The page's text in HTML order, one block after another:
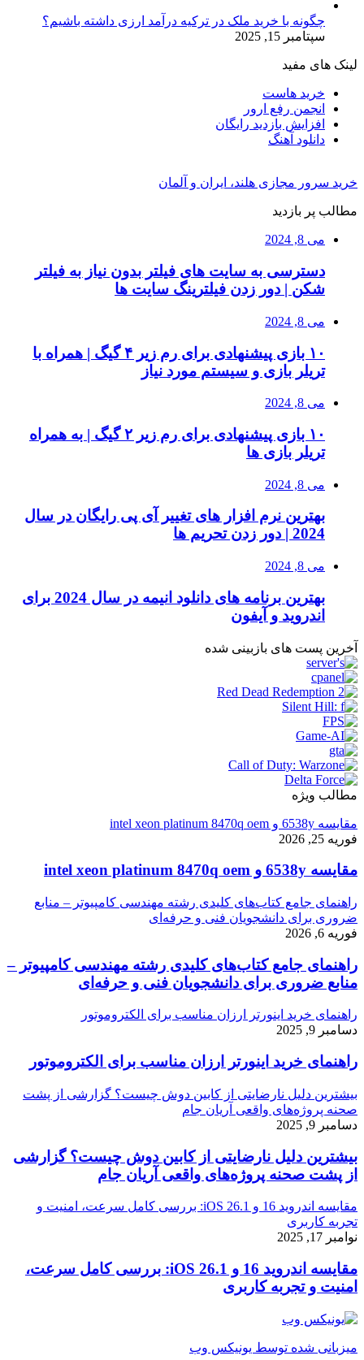
چگونه با خرید ملک در ترکیه درآمد ارزی داشته باشیم؟
سپتامبر 15, 2025
لینک های مفید
خرید هاست
انجمن رفع ارور
افزایش بازدید رایگان
دانلود آهنگ
خرید سرور مجازی هلند، ایران و آلمان
مطالب پر بازدید
می 8, 2024
دسترسی به سایت های فیلتر بدون نیاز به فیلتر
شکن | دور زدن فیلترینگ سایت ها
می 8, 2024
۱۰ بازی پیشنهادی برای رم زیر ۴ گیگ | همراه با
تریلر بازی و سیستم مورد نیاز
می 8, 2024
۱۰ بازی پیشنهادی برای رم زیر ۲ گیگ | به همراه
تریلر بازی ها
می 8, 2024
بهترین نرم افزار های تغییر آی پی رایگان در سال
2024 | دور زدن تحریم ها
می 8, 2024
بهترین برنامه های دانلود انیمه در سال 2024 برای
اندروید و آیفون
آخرین پست های بازبینی شده
مطالب ویژه
مقایسه 6538y و intel xeon platinum 8470q oem
فوریه 25, 2026
مقایسه 6538y و intel xeon platinum 8470q oem
راهنمای جامع کتاب‌های کلیدی رشته مهندسی کامپیوتر – منابع
ضروری برای دانشجویان فنی و حرفه‌ای
فوریه 6, 2026
راهنمای جامع کتاب‌های کلیدی رشته مهندسی کامپیوتر –
منابع ضروری برای دانشجویان فنی و حرفه‌ای
راهنمای خرید اینورتر ارزان مناسب برای الکتروموتور
دسامبر 9, 2025
راهنمای خرید اینورتر ارزان مناسب برای الکتروموتور
بیشترین دلیل نارضایتی از کابین دوش چیست؟ گزارشی از پشت
صحنه پروژه‌های واقعی آریان جام
دسامبر 9, 2025
بیشترین دلیل نارضایتی از کابین دوش چیست؟ گزارشی
از پشت صحنه پروژه‌های واقعی آریان جام
مقایسه اندروید 16 و iOS 26.1: بررسی کامل سرعت، امنیت و
تجربه کاربری
نوامبر 17, 2025
مقایسه اندروید 16 و iOS 26.1: بررسی کامل سرعت،
امنیت و تجربه کاربری
میزبانی شده توسط یونیکس وب